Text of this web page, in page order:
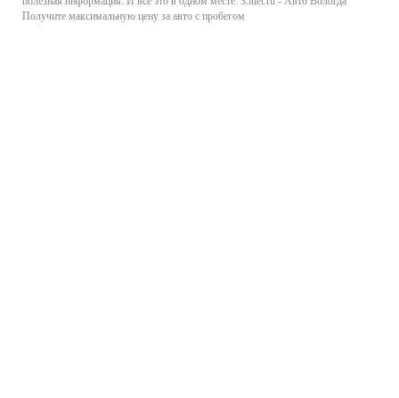
Получите максимальную цену за авто с пробегом